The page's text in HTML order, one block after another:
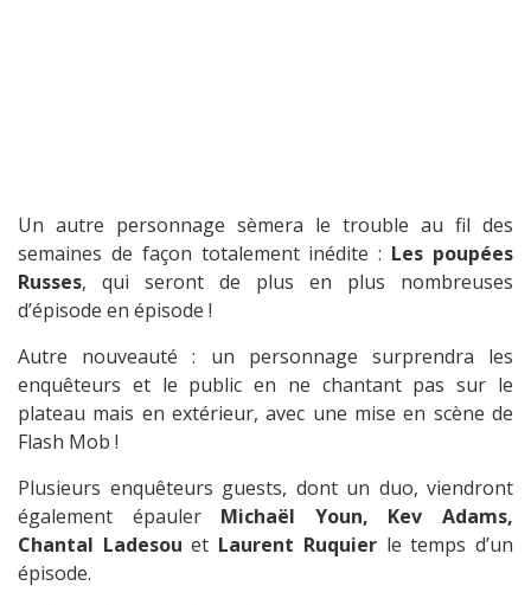
Un autre personnage sèmera le trouble au fil des
semaines de façon totalement inédite : Les poupées
Russes, qui seront de plus en plus nombreuses
d’épisode en épisode !
Autre nouveauté : un personnage surprendra les
enquêteurs et le public en ne chantant pas sur le
plateau mais en extérieur, avec une mise en scène de
Flash Mob !
Plusieurs enquêteurs guests, dont un duo, viendront
également épauler Michaël Youn, Kev Adams,
Chantal Ladesou et Laurent Ruquierle temps d’un
épisode.